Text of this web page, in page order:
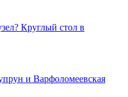
Круглый стол в
и Варфоломеевская